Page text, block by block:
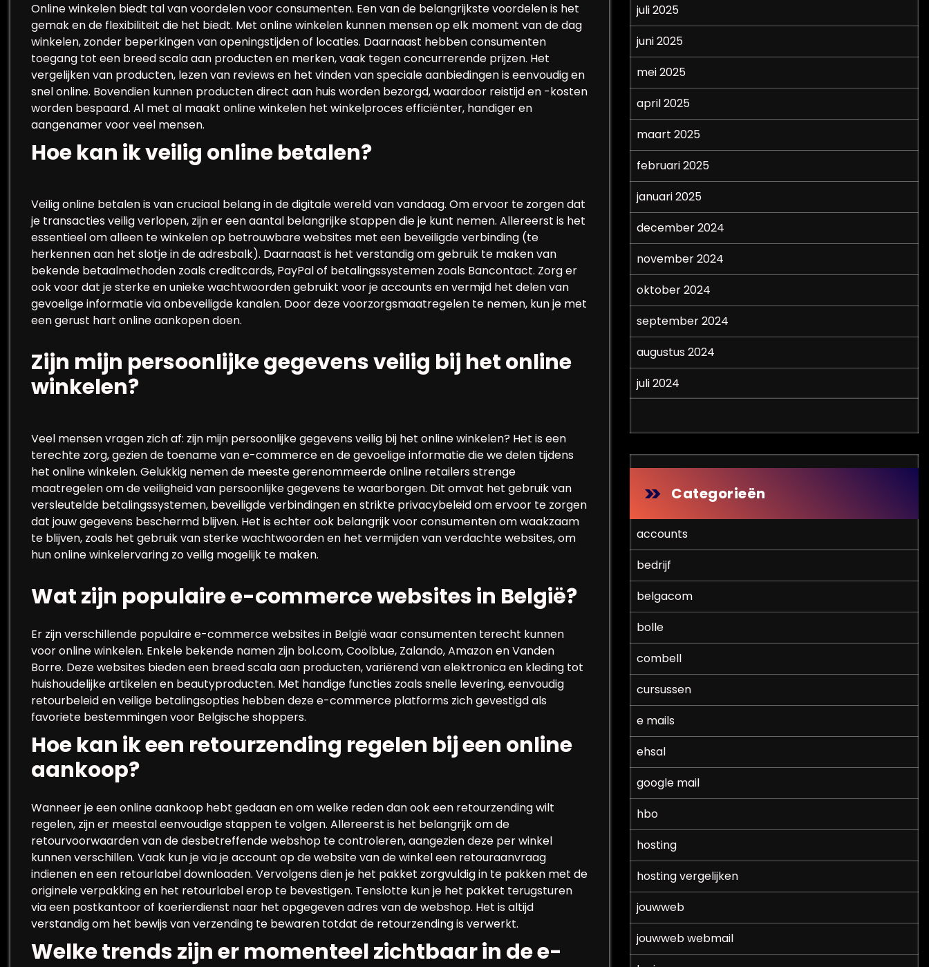
Online winkelen biedt tal van voordelen voor consumenten. Een van de belangrijkste voordelen is het
gemak en de flexibiliteit die het biedt. Met online winkelen kunnen mensen op elk moment van de dag
winkelen, zonder beperkingen van openingstijden of locaties. Daarnaast hebben consumenten
toegang tot een breed scala aan producten en merken, vaak tegen concurrerende prijzen. Het
vergelijken van producten, lezen van reviews en het vinden van speciale aanbiedingen is eenvoudig en
snel online. Bovendien kunnen producten direct aan huis worden bezorgd, waardoor reistijd en -kosten
worden bespaard. Al met al maakt online winkelen het winkelproces efficiënter, handiger en
aangenamer voor veel mensen.
Hoe kan ik veilig online betalen?
Veilig online betalen is van cruciaal belang in de digitale wereld van vandaag. Om ervoor te zorgen dat
je transacties veilig verlopen, zijn er een aantal belangrijke stappen die je kunt nemen. Allereerst is het
essentieel om alleen te winkelen op betrouwbare websites met een beveiligde verbinding (te
herkennen aan het slotje in de adresbalk). Daarnaast is het verstandig om gebruik te maken van
bekende betaalmethoden zoals creditcards, PayPal of betalingssystemen zoals Bancontact. Zorg er
ook voor dat je sterke en unieke wachtwoorden gebruikt voor je accounts en vermijd het delen van
gevoelige informatie via onbeveiligde kanalen. Door deze voorzorgsmaatregelen te nemen, kun je met
een gerust hart online aankopen doen.
Zijn mijn persoonlijke gegevens veilig bij het online
winkelen?
Veel mensen vragen zich af: zijn mijn persoonlijke gegevens veilig bij het online winkelen? Het is een
terechte zorg, gezien de toename van e-commerce en de gevoelige informatie die we delen tijdens
het online winkelen. Gelukkig nemen de meeste gerenommeerde online retailers strenge
maatregelen om de veiligheid van persoonlijke gegevens te waarborgen. Dit omvat het gebruik van
versleutelde betalingssystemen, beveiligde verbindingen en strikte privacybeleid om ervoor te zorgen
dat jouw gegevens beschermd blijven. Het is echter ook belangrijk voor consumenten om waakzaam
te blijven, zoals het gebruik van sterke wachtwoorden en het vermijden van verdachte websites, om
hun online winkelervaring zo veilig mogelijk te maken.
Wat zijn populaire e-commerce websites in België?
Er zijn verschillende populaire e-commerce websites in België waar consumenten terecht kunnen
voor online winkelen. Enkele bekende namen zijn bol.com, Coolblue, Zalando, Amazon en Vanden
Borre. Deze websites bieden een breed scala aan producten, variërend van elektronica en kleding tot
huishoudelijke artikelen en beautyproducten. Met handige functies zoals snelle levering, eenvoudig
retourbeleid en veilige betalingsopties hebben deze e-commerce platforms zich gevestigd als
favoriete bestemmingen voor Belgische shoppers.
Hoe kan ik een retourzending regelen bij een online
aankoop?
Wanneer je een online aankoop hebt gedaan en om welke reden dan ook een retourzending wilt
regelen, zijn er meestal eenvoudige stappen te volgen. Allereerst is het belangrijk om de
retourvoorwaarden van de desbetreffende webshop te controleren, aangezien deze per winkel
kunnen verschillen. Vaak kun je via je account op de website van de winkel een retouraanvraag
indienen en een retourlabel downloaden. Vervolgens dien je het pakket zorgvuldig in te pakken met de
originele verpakking en het retourlabel erop te bevestigen. Tenslotte kun je het pakket terugsturen
via een postkantoor of koerierdienst naar het opgegeven adres van de webshop. Het is altijd
verstandig om het bewijs van verzending te bewaren totdat de retourzending is verwerkt.
Welke trends zijn er momenteel zichtbaar in de e-
juli 2025
juni 2025
mei 2025
april 2025
maart 2025
februari 2025
januari 2025
december 2024
november 2024
oktober 2024
september 2024
augustus 2024
juli 2024
Categorieën
accounts
bedrijf
belgacom
bolle
combell
cursussen
e mails
ehsal
google mail
hbo
hosting
hosting vergelijken
jouwweb
jouwweb webmail